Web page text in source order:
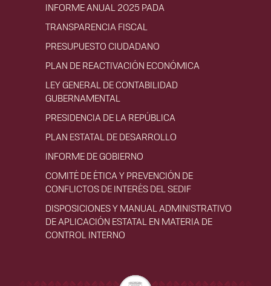
INFORME ANUAL 2025 PADA
TRANSPARENCIA FISCAL
PRESUPUESTO CIUDADANO
PLAN DE REACTIVACIÓN ECONÓMICA
LEY GENERAL DE CONTABILIDAD
GUBERNAMENTAL
PRESIDENCIA DE LA REPÚBLICA
PLAN ESTATAL DE DESARROLLO
INFORME DE GOBIERNO
COMITÉ DE ÉTICA Y PREVENCIÓN DE
CONFLICTOS DE INTERÉS DEL SEDIF
DISPOSICIONES Y MANUAL ADMINISTRATIVO
DE APLICACIÓN ESTATAL EN MATERIA DE
CONTROL INTERNO